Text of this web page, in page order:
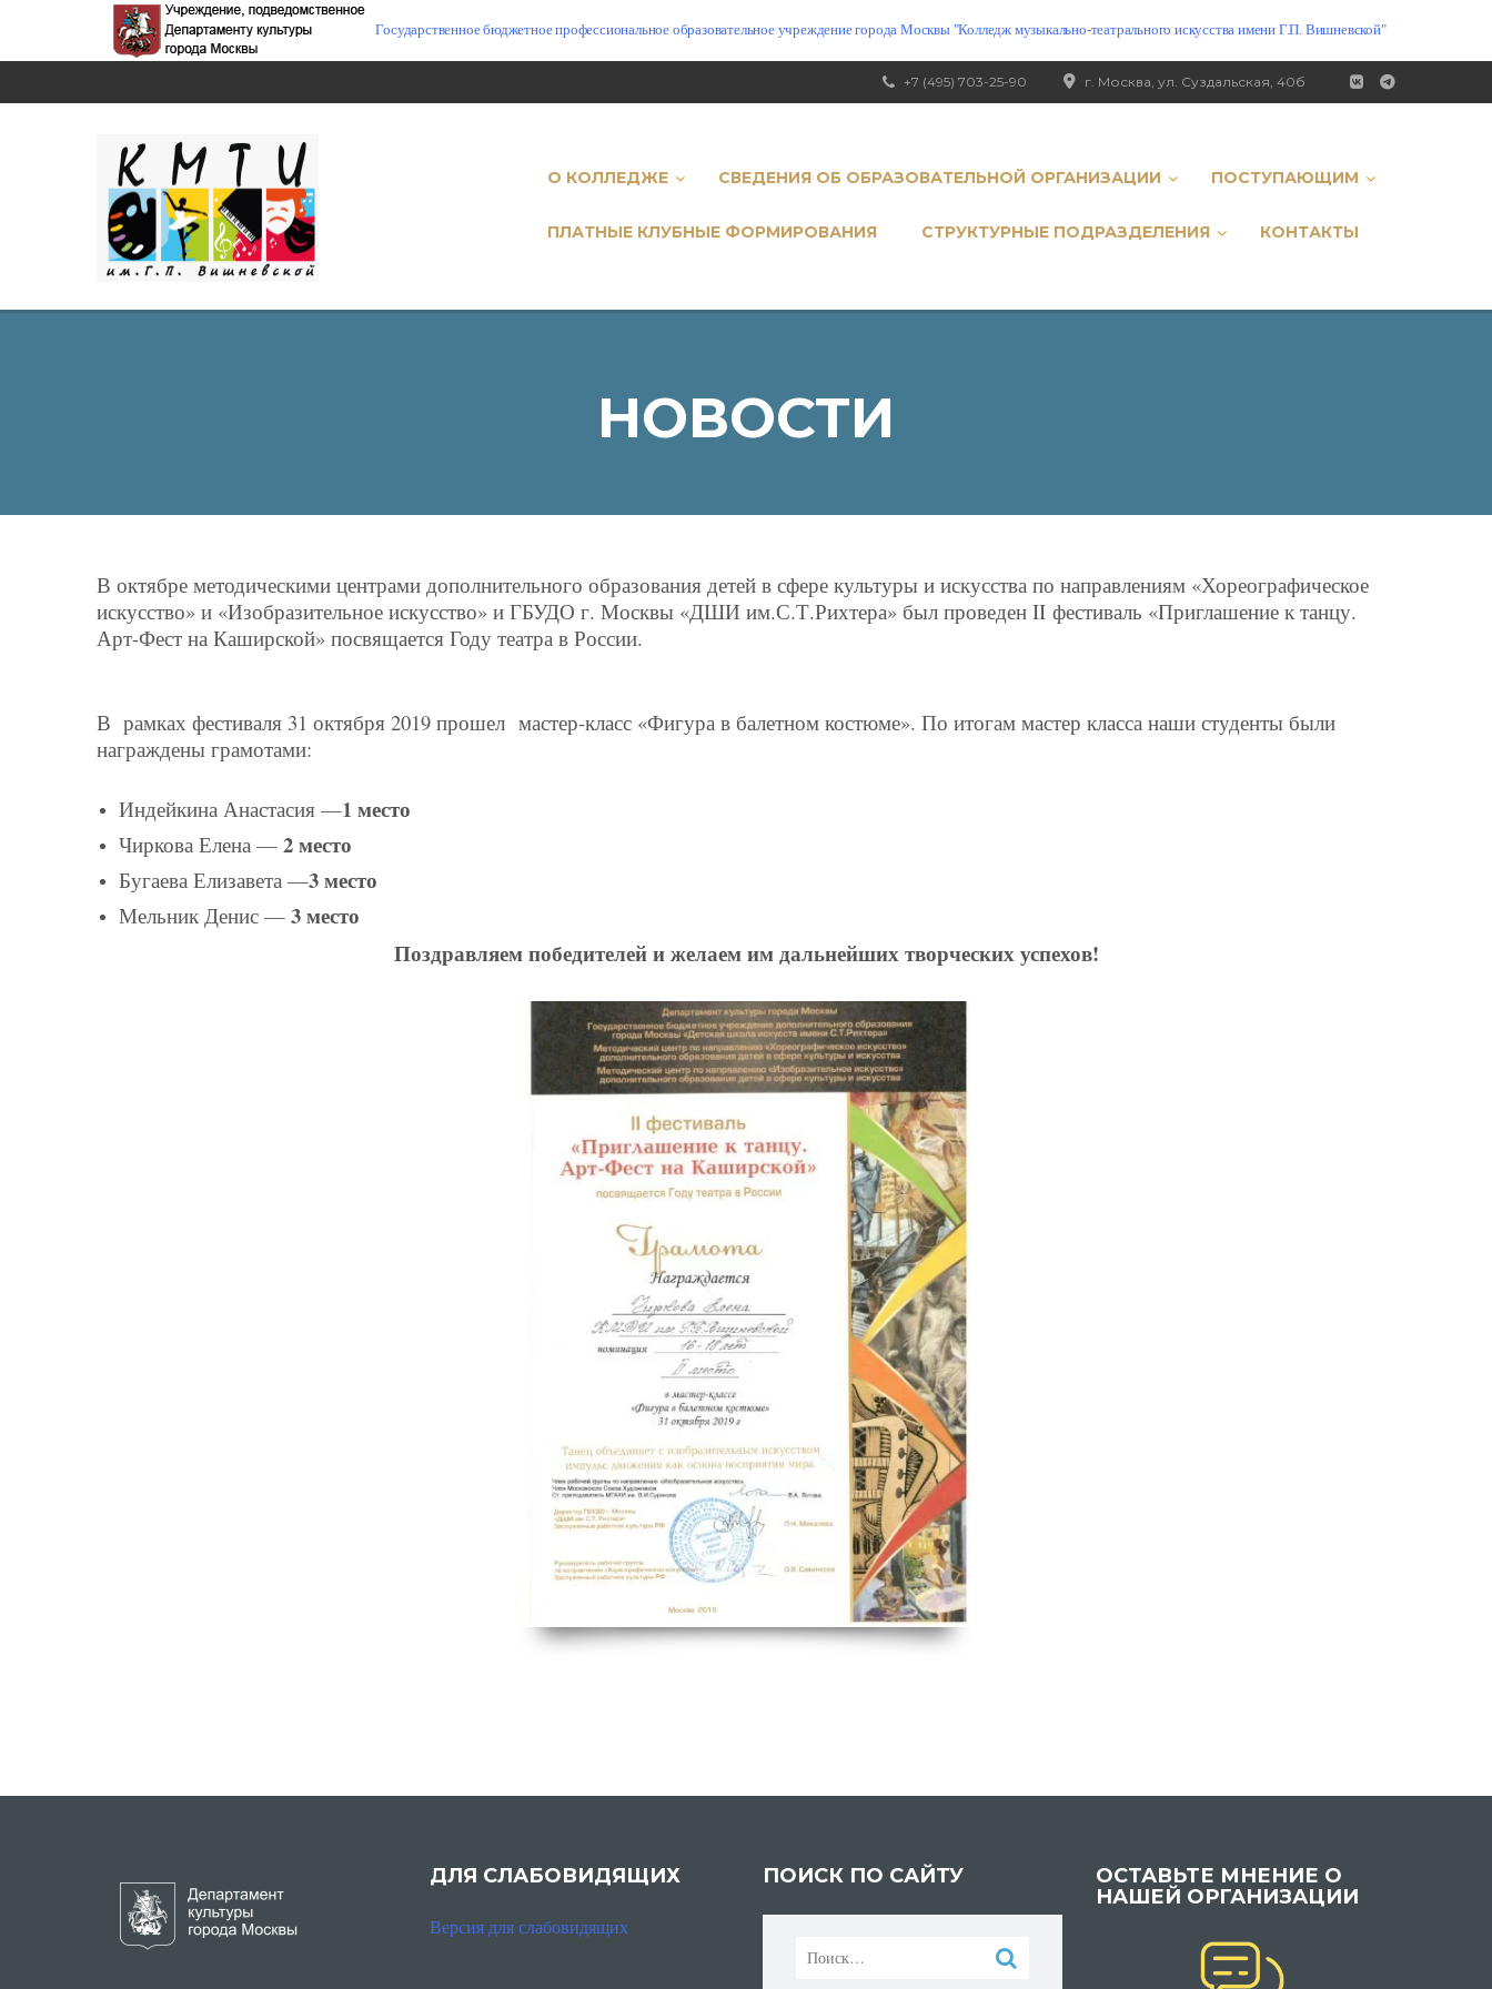
Государственное бюджетное профессиональное образовательное учреждение города Москвы "Колледж музыкально-театрального искусства имени Г.П. Вишневской"
г. Москва, ул. Суздальская, 40б
+7 (495) 703-25-90
О КОЛЛЕДЖЕ СВЕДЕНИЯ ОБ ОБРАЗОВАТЕЛЬНОЙ ОРГАНИЗАЦИИ ПОСТУПАЮЩИМ
ПЛАТНЫЕ КЛУБНЫЕ ФОРМИРОВАНИЯ СТРУКТУРНЫЕ ПОДРАЗДЕЛЕНИЯ КОНТАКТЫ
НОВОСТИ
В октябре методическими центрами дополнительного образования детей в сфере культуры и искусства по направлениям «Хореографическое
искусство» и «Изобразительное искусство» и ГБУДО г. Москвы «ДШИ им.С.Т.Рихтера» был проведен II фестиваль «Приглашение к танцу.
Арт-Фест на Каширской» посвящается Году театра в России.
В рамках фестиваля 31 октября 2019 прошел мастер-класс «Фигура в балетном костюме». По итогам мастер класса наши студенты были
награждены грамотами:
Индейкина Анастасия —1 место
Чиркова Елена — 2 место
Бугаева Елизавета —3 место
Мельник Денис — 3 место
Поздравляем победителей и желаем им дальнейших творческих успехов!
ДЛЯ СЛАБОВИДЯЩИХ
Версия для слабовидящих
ПОИСК ПО САЙТУ
Найти:
ОСТАВЬТЕ МНЕНИЕ О
НАШЕЙ ОРГАНИЗАЦИИ